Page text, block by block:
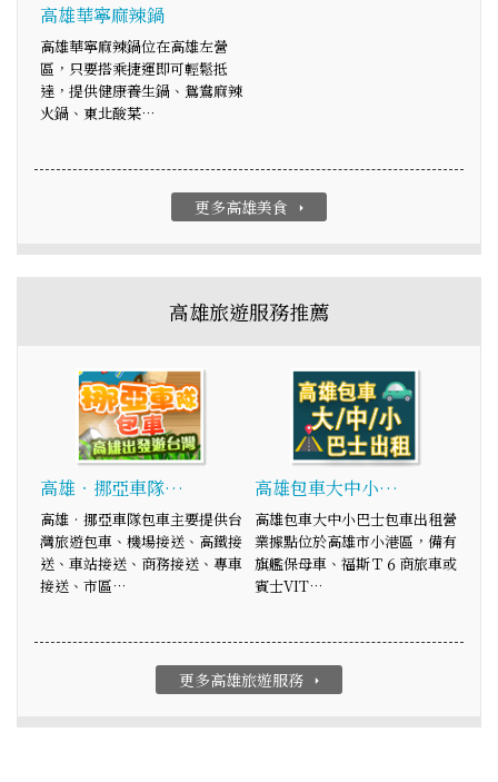
高雄華寧麻辣鍋
高雄華寧麻辣鍋位在高雄左營
區，只要搭乘捷運即可輕鬆抵
達，提供健康養生鍋、鴛鴦麻辣
火鍋、東北酸菜…
更多高雄美食 arrow_right
高雄旅遊服務推薦
高雄‧挪亞車隊…
高雄‧挪亞車隊包車主要提供台
灣旅遊包車、機場接送、高鐵接
送、車站接送、商務接送、專車
接送、市區…
高雄包車大中小…
高雄包車大中小巴士包車出租營
業據點位於高雄市小港區，備有
旗艦保母車、福斯Ｔ６商旅車或
賓士VIT…
更多高雄旅遊服務 arrow_right